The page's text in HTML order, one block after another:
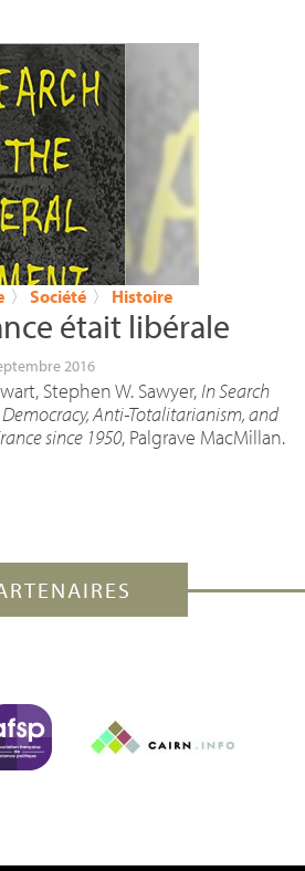
〉 Société 〉 Histoire
était libérale
2016
Stephen W. Sawyer,In Search
Anti-Totalitarianism, and
since 1950, Palgrave MacMillan.